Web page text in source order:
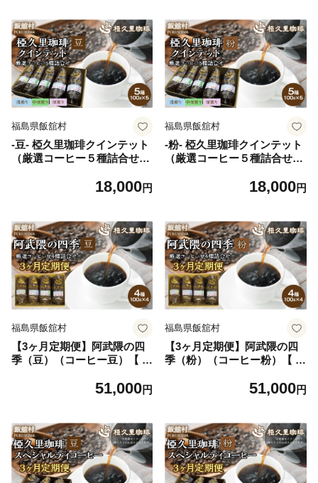
復興 福島 飯舘村 】ITTAD012
復興 福島 飯舘村 】ITTAD013
福島県飯舘村
-豆- 椏久里珈琲クインテット
（厳選コーヒー５種詰合せ）
め 珈琲 コーヒー コーヒー豆
18,000円
福島県飯舘村
-粉- 椏久里珈琲クインテット
（厳選コーヒー５種詰合せ）
め 珈琲 コーヒー コーヒー豆
18,000円
福島県飯舘村
【3ヶ月定期便】阿武隈の四
季（豆）（コーヒー豆）【 ふ
琲 コーヒー コーヒー豆 粉 カ
51,000円
福島県飯舘村
【3ヶ月定期便】阿武隈の四
季（粉）（コーヒー粉）【 ふ
琲 コーヒー コーヒー豆 粉 カ
51,000円